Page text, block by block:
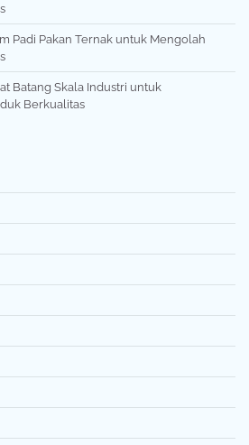
Padi Pakan Ternak untuk Mengolah
Batang Skala Industri untuk
Berkualitas